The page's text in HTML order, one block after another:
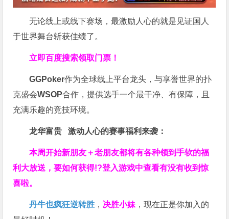
无论线上或线下赛场，最激励人心的就是见证国人
于世界舞台斩获佳绩了。
立即百度搜索领取门票！
GGPoker作为全球线上平台龙头，与享誉世界的扑
克盛会WSOP合作，提供选手一个最干净、有保障，且
充满乐趣的竞技环境。
龙华富贵 激动人心的赛事福利来袭：
本周开始新朋友＋老朋友都将有各种领到手软的福
利大放送，要如何获得!?登入游戏中查看有没有收到惊
喜啦。
丹牛也疯狂逆转胜 ， 决胜小妹 ，现在正是你加入的